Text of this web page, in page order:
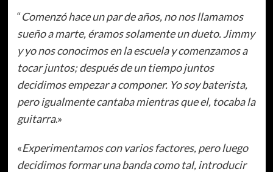
“Comenzó hace un par de años, no nos llamamos
sueño a marte, éramos solamente un dueto. Jimmy
y yo nos conocimos en la escuela y comenzamos a
tocar juntos; después de un tiempo juntos
decidimos empezar a componer. Yo soy baterista,
pero igualmente cantaba mientras que el, tocaba la
guitarra.»
«Experimentamos con varios factores, pero luego
decidimos formar una banda como tal, introducir